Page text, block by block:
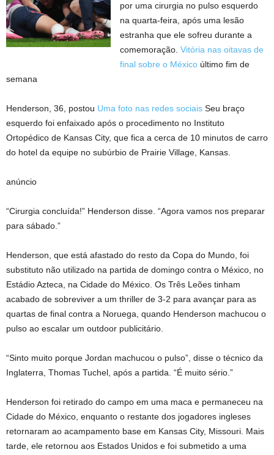
por uma cirurgia no pulso esquerdo
na quarta-feira, após uma lesão
estranha que ele sofreu durante a
comemoração.Vitória nas oitavas de
final sobre o México último fim de
semana
Henderson, 36, postou Uma foto nas redes sociais Seu braço
esquerdo foi enfaixado após o procedimento no Instituto
Ortopédico de Kansas City, que fica a cerca de 10 minutos de carro
do hotel da equipe no subúrbio de Prairie Village, Kansas.
anúncio
“Cirurgia concluída!” Henderson disse. “Agora vamos nos preparar
para sábado.”
Henderson, que está afastado do resto da Copa do Mundo, foi
substituto não utilizado na partida de domingo contra o México, no
Estádio Azteca, na Cidade do México. Os Três Leões tinham
acabado de sobreviver a um thriller de 3-2 para avançar para as
quartas de final contra a Noruega, quando Henderson machucou o
pulso ao escalar um outdoor publicitário.
“Sinto muito porque Jordan machucou o pulso”, disse o técnico da
Inglaterra, Thomas Tuchel, após a partida. “É muito sério.”
Henderson foi retirado do campo em uma maca e permaneceu na
Cidade do México, enquanto o restante dos jogadores ingleses
retornaram ao acampamento base em Kansas City, Missouri. Mais
tarde, ele retornou aos Estados Unidos e foi submetido a uma